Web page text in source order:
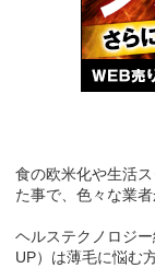
食の欧米化や生活
た事で、色々な業
ヘルステクノロジ
UP）は薄毛に悩む